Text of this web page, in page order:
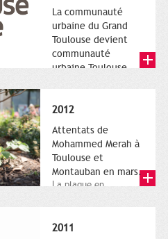
La communauté
urbaine du Grand
Toulouse devient
communauté
urbaine Toulouse
Métropole,
représentant l'anneau
de Moëbius.
2012
Attentats de
Mohammed Merah à
Toulouse et
Montauban en mars.
La plaque en
Charles-de-Gaulle.
2011